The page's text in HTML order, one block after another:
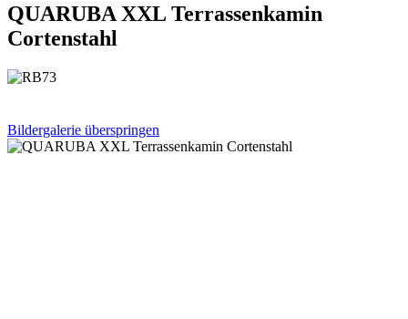
QUARUBA XXL Terrassenkamin
Cortenstahl
Bildergalerie überspringen